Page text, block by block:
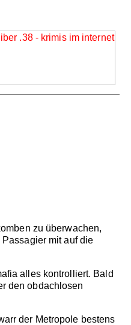
zu überwachen,
mit auf die
alles kontrolliert. Bald
den obdachlosen
der Metropole bestens